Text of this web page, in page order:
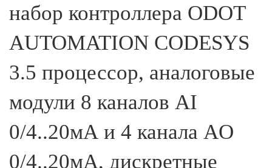
набор контроллера ODOT
AUTOMATION CODESYS
3.5 процессор, аналоговые
модули 8 каналов AI
0/4..20мА и 4 канала AO
0/4..20мА, дискретные